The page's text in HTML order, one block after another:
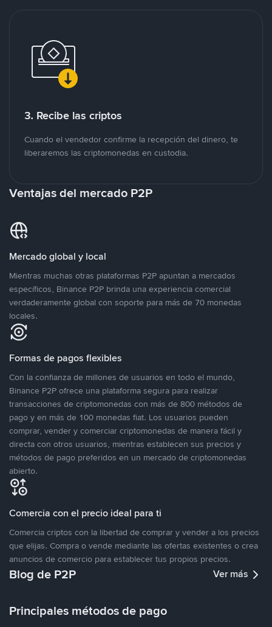
3. Recibe las criptos
Cuando el vendedor confirme la recepción del dinero, te
liberaremos las criptomonedas en custodia.
Ventajas del mercado P2P
Mercado global y local
Mientras muchas otras plataformas P2P apuntan a mercados
específicos, Binance P2P brinda una experiencia comercial
verdaderamente global con soporte para más de 70 monedas
locales.
Formas de pagos flexibles
Con la confianza de millones de usuarios en todo el mundo,
Binance P2P ofrece una plataforma segura para realizar
transacciones de criptomonedas con más de 800 métodos de
pago y en más de 100 monedas fiat. Los usuarios pueden
comprar, vender y comerciar criptomonedas de manera fácil y
directa con otros usuarios, mientras establecen sus precios y
métodos de pago preferidos en un mercado de criptomonedas
abierto.
Comercia con el precio ideal para ti
Comercia criptos con la libertad de comprar y vender a los precios
que elijas. Compra o vende mediante las ofertas existentes o crea
anuncios de comercio para establecer tus propios precios.
Blog de P2P Ver más
Principales métodos de pago